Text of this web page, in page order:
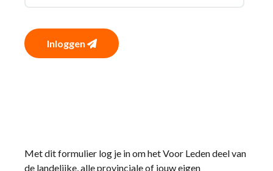
Inloggen
Met dit formulier log je in om het Voor Leden deel van
de landelijke, alle provinciale of jouw eigen